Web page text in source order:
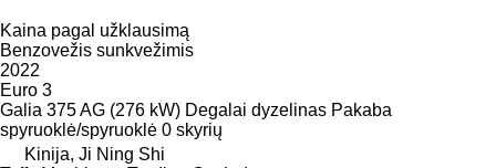
Kaina pagal užklausimą
Benzovežis sunkvežimis
2022
Euro 3
Galia 375 AG (276 kW) Degalai dyzelinas Pakaba
spyruoklė/spyruoklė 0 skyrių
Kinija, Ji Ning Shi